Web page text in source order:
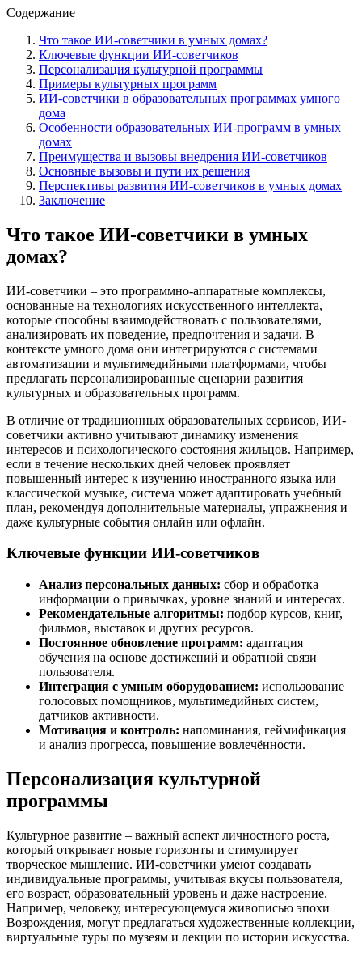
Содержание
Что такое ИИ-советчики в умных домах?
Ключевые функции ИИ-советчиков
Персонализация культурной программы
Примеры культурных программ
ИИ-советчики в образовательных программах умного
дома
Особенности образовательных ИИ-программ в умных
домах
Преимущества и вызовы внедрения ИИ-советчиков
Основные вызовы и пути их решения
Перспективы развития ИИ-советчиков в умных домах
Заключение
Что такое ИИ-советчики в умных
домах?
ИИ-советчики – это программно-аппаратные комплексы,
основанные на технологиях искусственного интеллекта,
которые способны взаимодействовать с пользователями,
анализировать их поведение, предпочтения и задачи. В
контексте умного дома они интегрируются с системами
автоматизации и мультимедийными платформами, чтобы
предлагать персонализированные сценарии развития
культурных и образовательных программ.
В отличие от традиционных образовательных сервисов, ИИ-
советчики активно учитывают динамику изменения
интересов и психологического состояния жильцов. Например,
если в течение нескольких дней человек проявляет
повышенный интерес к изучению иностранного языка или
классической музыке, система может адаптировать учебный
план, рекомендуя дополнительные материалы, упражнения и
даже культурные события онлайн или офлайн.
Ключевые функции ИИ-советчиков
Анализ персональных данных: сбор и обработка
информации о привычках, уровне знаний и интересах.
Рекомендательные алгоритмы: подбор курсов, книг,
фильмов, выставок и других ресурсов.
Постоянное обновление программ: адаптация
обучения на основе достижений и обратной связи
пользователя.
Интеграция с умным оборудованием: использование
голосовых помощников, мультимедийных систем,
датчиков активности.
Мотивация и контроль: напоминания, геймификация
и анализ прогресса, повышение вовлечённости.
Персонализация культурной
программы
Культурное развитие – важный аспект личностного роста,
который открывает новые горизонты и стимулирует
творческое мышление. ИИ-советчики умеют создавать
индивидуальные программы, учитывая вкусы пользователя,
его возраст, образовательный уровень и даже настроение.
Например, человеку, интересующемуся живописью эпохи
Возрождения, могут предлагаться художественные коллекции,
виртуальные туры по музеям и лекции по истории искусства.